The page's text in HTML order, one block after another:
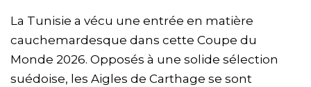
La Tunisie a vécu une entrée en matière
cauchemardesque dans cette Coupe du
Monde 2026. Opposés à une solide sélection
suédoise, les Aigles de Carthage se sont